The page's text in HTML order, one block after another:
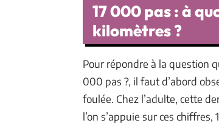
17 000 pas : à
kilomètres ?
Pour répondre à la question
000 pas ?, il faut d’abord
foulée. Chez l’adulte, cette
l’on s’appuie sur ces